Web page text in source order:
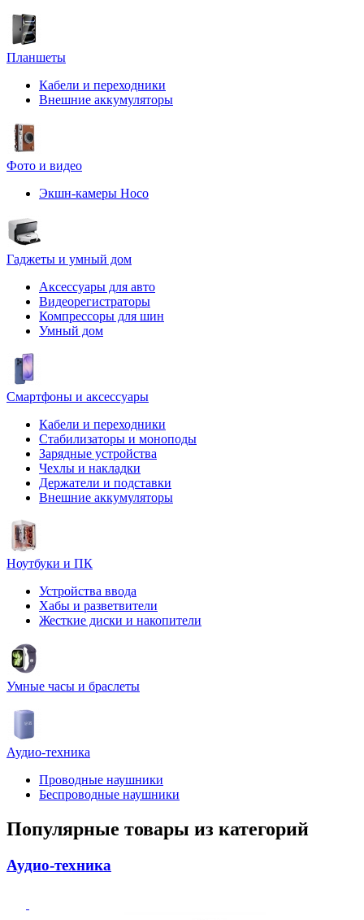
Планшеты
Кабели и переходники
Внешние аккумуляторы
Фото и видео
Экшн-камеры Hoco
Гаджеты и умный дом
Аксессуары для авто
Видеорегистраторы
Компрессоры для шин
Умный дом
Смартфоны и аксессуары
Кабели и переходники
Стабилизаторы и моноподы
Зарядные устройства
Чехлы и накладки
Держатели и подставки
Внешние аккумуляторы
Ноутбуки и ПК
Устройства ввода
Хабы и разветвители
Жесткие диски и накопители
Умные часы и браслеты
Аудио-техника
Проводные наушники
Беспроводные наушники
Популярные товары из категорий
Аудио-техника